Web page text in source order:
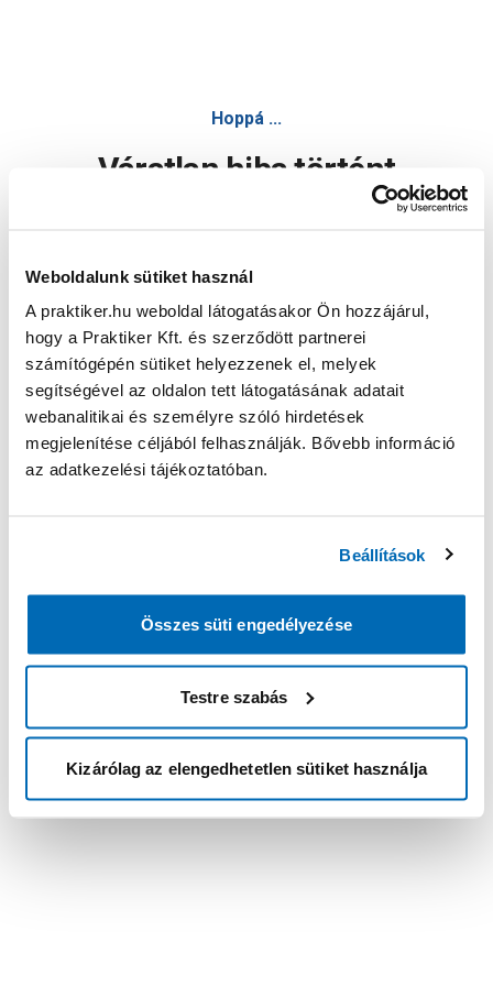
Weboldalunk sütiket használ
A praktiker.hu weboldal látogatásakor Ön hozzájárul,
hogy a Praktiker Kft. és szerződött partnerei
számítógépén sütiket helyezzenek el, melyek
segítségével az oldalon tett látogatásának adatait
webanalitikai és személyre szóló hirdetések
megjelenítése céljából felhasználják. Bővebb információ
az adatkezelési tájékoztatóban.
Beállítások
Összes süti engedélyezése
Testre szabás
Kizárólag az elengedhetetlen sütiket használja
Hoppá ...
Váratlan hiba történt
Oldal újratöltése